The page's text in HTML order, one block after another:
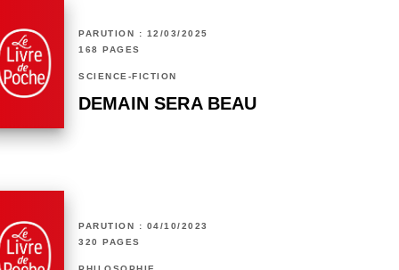
PARUTION : 12/03/2025
168 PAGES
SCIENCE-FICTION
DEMAIN SERA BEAU
PARUTION : 04/10/2023
320 PAGES